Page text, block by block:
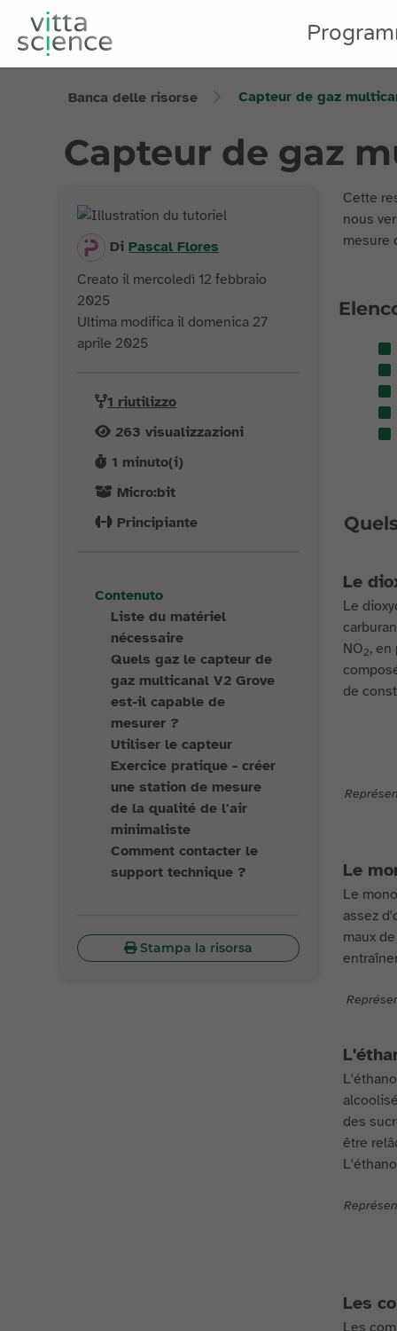
Banca delle risorse Capteur de gaz
Capteur de gaz
DiPascal Flores
Creato il mercoledì 12 febbraio
2025
Ultima modifica il domenica 27
aprile 2025
1 riutilizzo
263 visualizzazioni
1 minuto(i)
Micro:bit
Principiante
Contenuto
Liste du matériel
nécessaire
Quels gaz le capteur de
gaz multicanal V2 Grove
est-il capable de
mesurer ?
Utiliser le capteur
Exercice pratique - créer
une station de mesure
de la qualité de l'air
minimaliste
Comment contacter le
support technique ?
Stampa la risorsa
Cette
nous
mesure
Le
Le
NO2, en
de
Le
Le
assez
maux
des
être
Les
Les